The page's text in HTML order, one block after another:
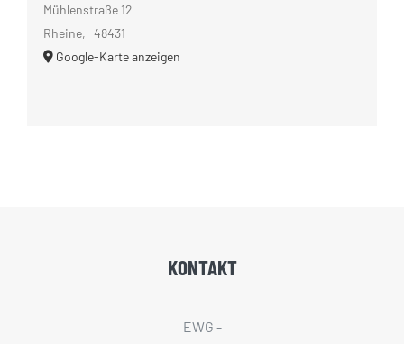
Mühlenstraße 12
Rheine, 48431
Google-Karte anzeigen
KONTAKT
EWG -